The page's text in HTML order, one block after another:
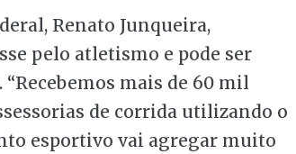
Renato Junqueira,
pelo atletismo e pode ser
mais de 60 mil
de corrida utilizando o
esportivo vai agregar muito